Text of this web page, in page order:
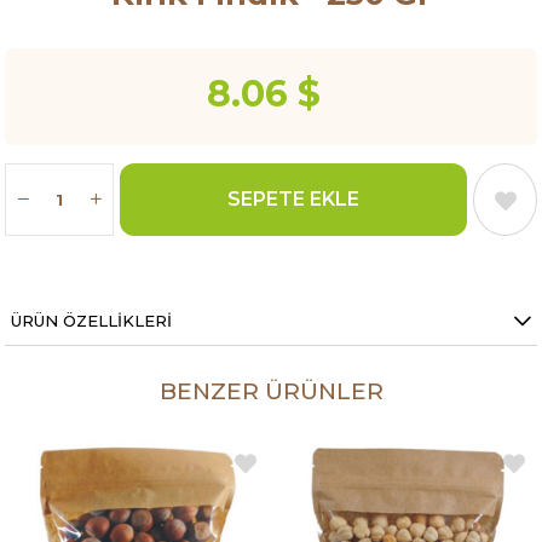
8.06 $
ÜRÜN ÖZELLIKLERI
BENZER ÜRÜNLER